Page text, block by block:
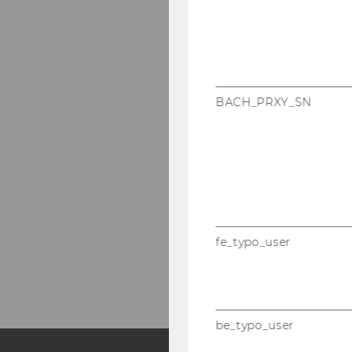
BACH_PRXY_SN
fe_typo_user
be_typo_user